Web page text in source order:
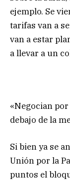
ejemplo. Se
tarifas van a
van a estar
a llevar a un
«Negocian por
debajo de la
Si bien ya se
Unión por la
puntos el